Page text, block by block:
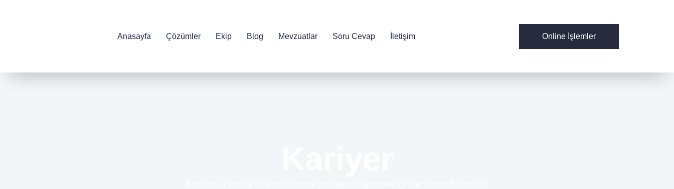
Anasayfa Çözümler Ekip Blog Mevzuatlar Soru Cevap İletişim Online İşlemler